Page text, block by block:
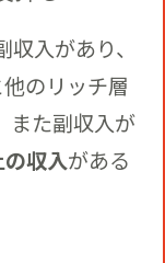
入があり、
他のリッチ層
また副収入が
収入がある